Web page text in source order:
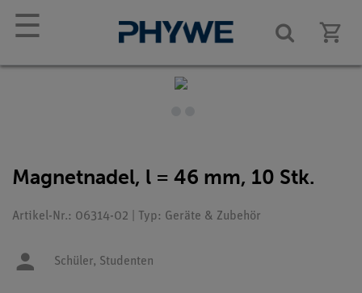
☰
Magnetnadel, l = 46 mm, 10 Stk.
Artikel-Nr.: 06314-02 | Typ: Geräte & Zubehör
Schüler, Studenten